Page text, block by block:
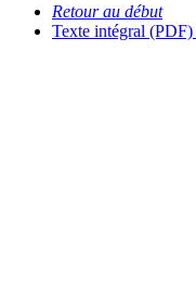
Retour au début
Texte intégral (PDF)